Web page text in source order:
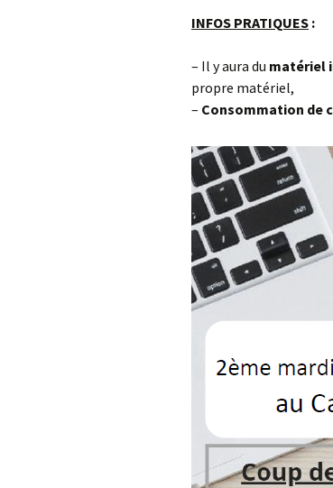
INFOS PRATIQUES :
– Il y aura du matériel
propre matériel,
– Consommation de